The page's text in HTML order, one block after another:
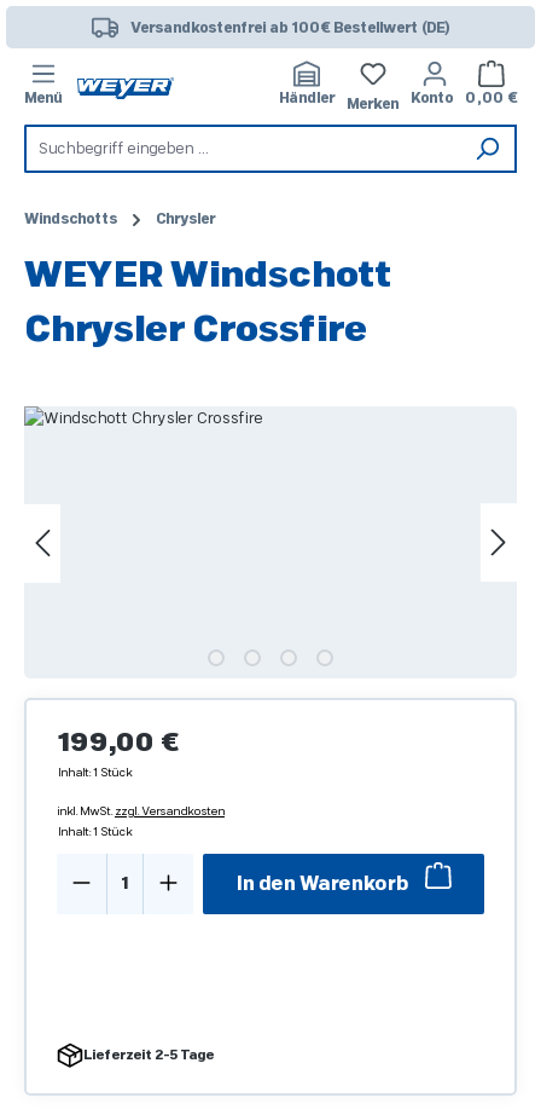
Zum Hauptinhalt springenVersandkostenfrei ab 100€ Bestellwert (DE)
Menü Händler Merken Konto 0,00 €
Windschotts Chrysler
WEYER Windschott
Chrysler Crossfire
Bildergalerie überspringen
Regulärer Preis:
199,00 €
Inhalt:1 Stück
inkl. MwSt. zzgl. Versandkosten
Inhalt:1 Stück
Produkt Anzahl: Gib den gewünschten
In den Warenkorb
Lieferzeit 2-5 Tage